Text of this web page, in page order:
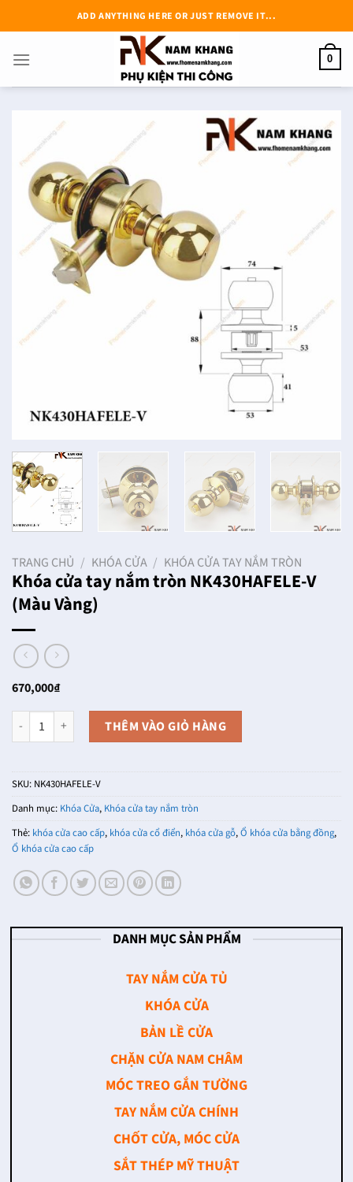
đến
dung
ADD ANYTHING HERE OR JUST REMOVE IT...
0
TRANG CHỦ / KHÓA CỬA / KHÓA CỬA TAY NẮM TRÒN
Khóa cửa tay nắm tròn NK430HAFELE-V
(Màu Vàng)
670,000₫
Khóa cửa tay nắm tròn NK430HAFELE-V (Màu Vàng) số lượng
THÊM VÀO GIỎ HÀNG
SKU: NK430HAFELE-V
Danh mục: Khóa Cửa, Khóa cửa tay nắm tròn
Thẻ: khóa cửa cao cấp, khóa cửa cổ điển, khóa cửa gỗ,Ổ khóa cửa bằng đồng,
Ổ khóa cửa cao cấp
DANH MỤC SẢN PHẨM
TAY NẮM CỬA TỦ
KHÓA CỬA
BẢN LỀ CỬA
CHẶN CỬA NAM CHÂM
MÓC TREO GẮN TƯỜNG
TAY NẮM CỬA CHÍNH
CHỐT CỬA, MÓC CỬA
SẮT THÉP MỸ THUẬT